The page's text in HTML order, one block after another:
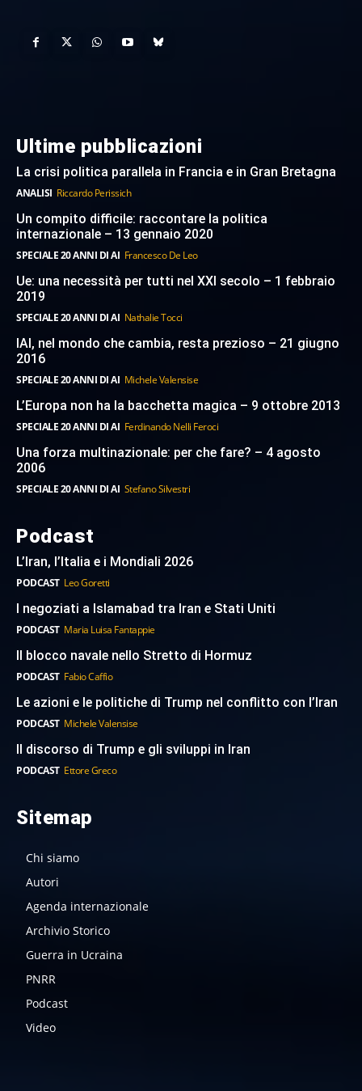
Ultime pubblicazioni
La crisi politica parallela in Francia e in Gran Bretagna
ANALISI Riccardo Perissich
Un compito difficile: raccontare la politica
internazionale – 13 gennaio 2020
SPECIALE 20 ANNI DI AI Francesco De Leo
Ue: una necessità per tutti nel XXI secolo – 1 febbraio
2019
SPECIALE 20 ANNI DI AI Nathalie Tocci
IAI, nel mondo che cambia, resta prezioso – 21 giugno
2016
SPECIALE 20 ANNI DI AI Michele Valensise
L’Europa non ha la bacchetta magica – 9 ottobre 2013
SPECIALE 20 ANNI DI AI Ferdinando Nelli Feroci
Una forza multinazionale: per che fare? – 4 agosto
2006
SPECIALE 20 ANNI DI AI Stefano Silvestri
Podcast
L’Iran, l’Italia e i Mondiali 2026
PODCAST Leo Goretti
I negoziati a Islamabad tra Iran e Stati Uniti
PODCAST Maria Luisa Fantappie
Il blocco navale nello Stretto di Hormuz
PODCAST Fabio Caffio
Le azioni e le politiche di Trump nel conflitto con l’Iran
PODCAST Michele Valensise
Il discorso di Trump e gli sviluppi in Iran
PODCAST Ettore Greco
Sitemap
Chi siamo
Autori
Agenda internazionale
Archivio Storico
Guerra in Ucraina
PNRR
Podcast
Video